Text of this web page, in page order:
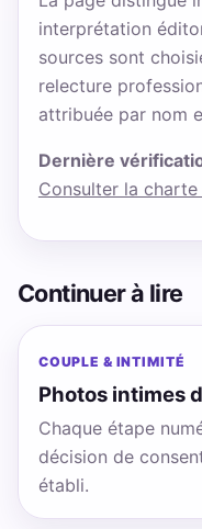
interprétation
sources sont
relecture
attribuée par nom
Dernière
Consulter la
Continuer à lire
COUPLE & INTIMITÉ
Photos intimes
Chaque étape
décision de
établi.